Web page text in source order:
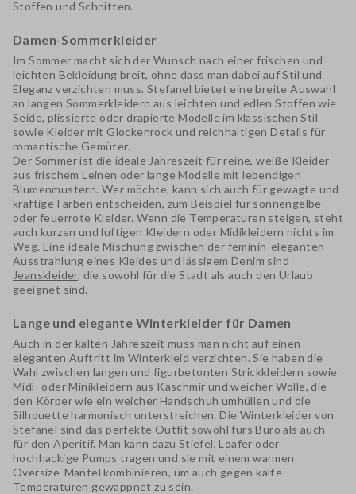
Stoffen und Schnitten.
Damen-Sommerkleider
Im Sommer macht sich der Wunsch nach einerfrischen und
leichten Bekleidung breit, ohne dass man dabei auf Stil und
Eleganz verzichten muss. Stefanel bietet eine breite Auswahl
an langen Sommerkleidern aus leichten und edlen Stoffen wie
Seide, plissierte oder drapierte Modelle im klassischen Stil
sowie Kleider mit Glockenrock und reichhaltigen Details für
romantische Gemüter.
Der Sommer ist die ideale Jahreszeit für reine, weiße Kleider
aus frischemLeinen oder lange Modelle mitlebendigen
Blumenmustern. Wer möchte, kann sich auch für gewagte und
kräftige Farben entscheiden, zum Beispiel für sonnengelbe
oder feuerrote Kleider. Wenn die Temperaturen steigen, steht
auch kurzen und luftigen Kleidern oder Midikleidern nichts im
Weg. Eine ideale Mischung zwischen der feminin-eleganten
Ausstrahlung eines Kleides und lässigem Denim sind
Jeanskleider, die sowohl für die Stadt als auch den Urlaub
geeignet sind.
Lange und elegante Winterkleider für Damen
Auch in der kalten Jahreszeit muss man nicht auf einen
eleganten Auftritt im Winterkleid verzichten. Sie haben die
Wahl zwischen langen und figurbetonten Strickkleidern sowie
Midi- oder Minikleidern aus Kaschmir und weicher Wolle, die
den Körper wie ein weicher Handschuh umhüllen und die
Silhouette harmonisch unterstreichen. Die Winterkleider von
Stefanel sind das perfekte Outfit sowohl fürs Büro als auch
für den Aperitif. Man kann dazu Stiefel, Loafer oder
hochhackige Pumps tragen und sie mit einem warmen
Oversize-Mantel kombinieren, um auch gegen kalte
Temperaturen gewappnet zu sein.